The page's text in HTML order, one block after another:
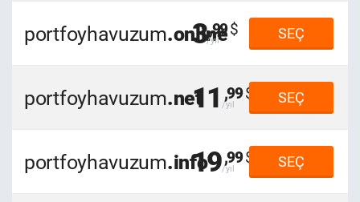
portfoyhavuzum.online
3,99 SEÇ
portfoyhavuzum.net11 ,99 SEÇ
portfoyhavuzum.info19,99 SEÇ